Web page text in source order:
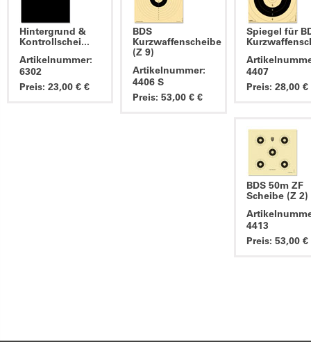
Hintergrund &
Kontrollschei...
Artikelnummer:
6302
Preis: 23,00 € €
BDS
Kurzwaffenscheibe
(Z 9)
Artikelnummer:
4406 S
Preis: 53,00 € €
Spiegel für
4407
Preis: 28,00 €
BDS 50m ZF
Scheibe (Z 2)
4413
Preis: 53,00 €